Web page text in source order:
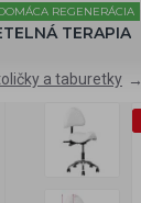
TERAPIA
REGENERÁCIA
a taburetky